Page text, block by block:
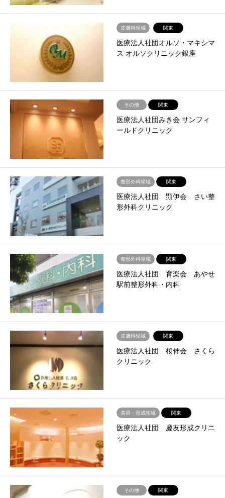
皮膚科領域 関東
医療法人社団オルソ・マキシマ
ス オルソクリニック銀座
その他 関東
医療法人社団みき会 サンフィ
ールドクリニック
整形外科領域 関東
医療法人社団 顕伊会 さい整
形外科クリニック
整形外科領域 関東
医療法人社団 育楽会 あやせ
駅前整形外科・内科
皮膚科領域 関東
医療法人社団 桜伸会 さくら
クリニック
美容・形成領域 関東
医療法人社団 慶友形成クリニ
ック
その他 関東